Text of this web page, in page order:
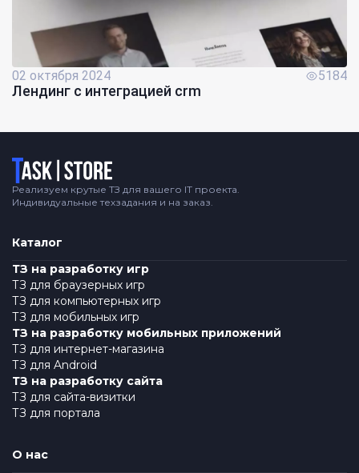
02 октября 2024 5184
Лендинг с интеграцией crm
Логотип
Реализуем крутые ТЗ для вашего IT проекта.
Индивидуальные техзадания и на заказ.
Каталог
ТЗ на разработку игр
ТЗ для браузерных игр
ТЗ для компьютерных игр
ТЗ для мобильных игр
ТЗ на разработку мобильных приложений
ТЗ для интернет-магазина
ТЗ для Android
ТЗ на разработку сайта
ТЗ для сайта-визитки
ТЗ для портала
О нас